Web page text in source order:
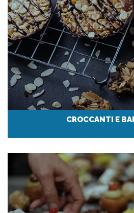
CROCCANTI E